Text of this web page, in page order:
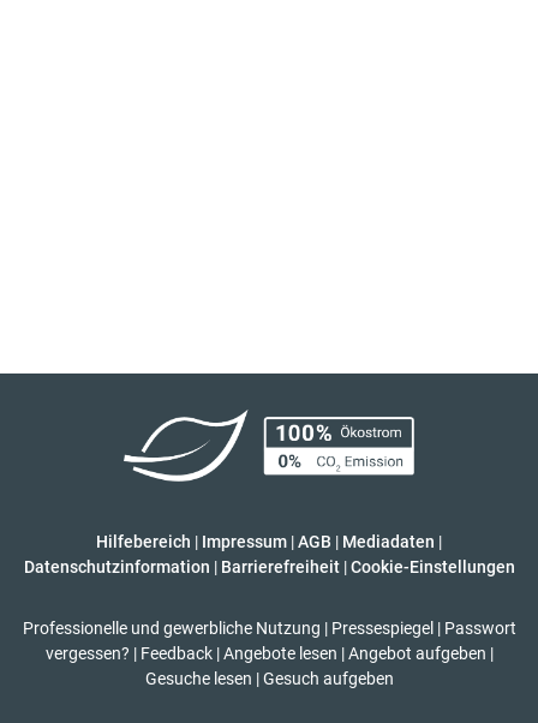
Hilfebereich | Impressum |AGB | Mediadaten |
Datenschutzinformation | Barrierefreiheit | Cookie-Einstellungen
Professionelle und gewerbliche Nutzung | Pressespiegel | Passwort
vergessen? | Feedback | Angebote lesen | Angebot aufgeben |
Gesuche lesen | Gesuch aufgeben